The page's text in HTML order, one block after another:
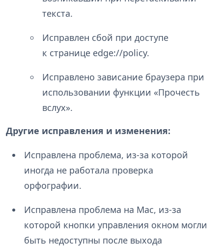
текста.
Исправлен сбой при доступе
к странице edge://policy.
Исправлено зависание браузера при
использовании функции «Прочесть
вслух».
Другие исправления и изменения:
Исправлена проблема, из-за которой
иногда не работала проверка
орфографии.
Исправлена проблема на Mac, из-за
которой кнопки управления окном могли
быть недоступны после выхода